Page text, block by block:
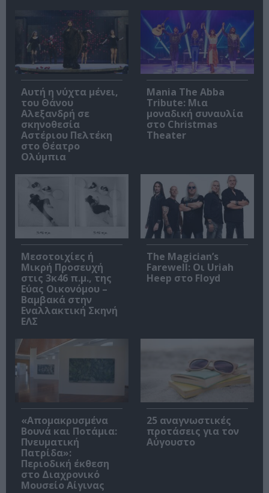
Αυτή η νύχτα μένει,
του Θάνου
Αλεξανδρή σε
σκηνοθεσία
Αστέριου Πελτέκη
στο Θέατρο
Ολύμπια
Mania The Abba
Tribute: Μια
μοναδική συναυλία
στο Christmas
Theater
Μεσοτοιχίες ή
Μικρή Προσευχή
στις 3κ46 π.μ., της
Εύας Οικονόμου –
Βαμβακά στην
Εναλλακτική Σκηνή
ΕΛΣ
The Magician’s
Farewell: Οι Uriah
Heep στο Floyd
«Απομακρυσμένα
Βουνά και Ποτάμια:
Πνευματική
Πατρίδα»:
Περιοδική έκθεση
στο Διαχρονικό
Μουσείο Αίγινας
25 αναγνωστικές
προτάσεις για τον
Αύγουστο